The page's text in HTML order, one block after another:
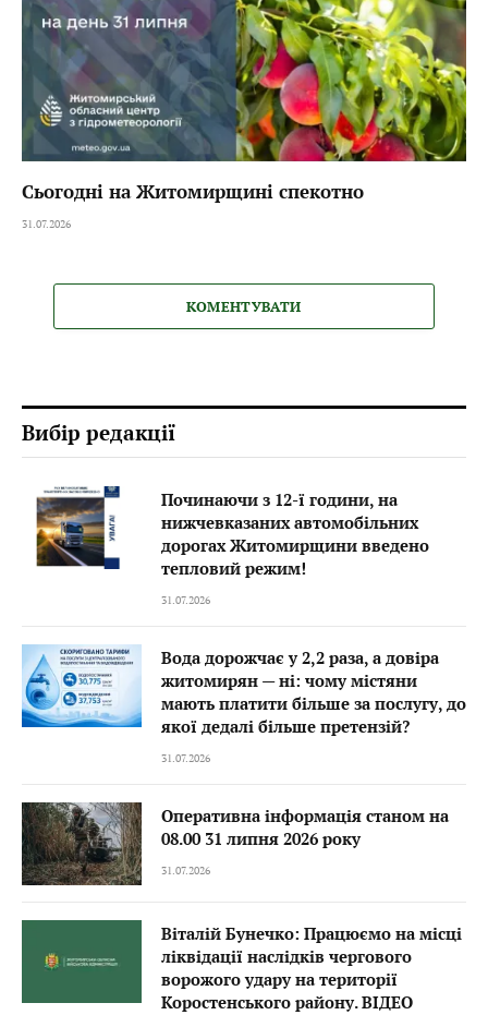
Сьогодні на Житомирщині спекотно
31.07.2026
КОМЕНТУВАТИ
Вибір редакції
Починаючи з 12-ї години, на
нижчевказаних автомобільних
дорогах Житомирщини введено
тепловий режим!
31.07.2026
Вода дорожчає у 2,2 раза, а довіра
житомирян — ні: чому містяни
мають платити більше за послугу, до
якої дедалі більше претензій?
31.07.2026
Оперативна інформація станом на
08.00 31 липня 2026 року
31.07.2026
Віталій Бунечко: Працюємо на місці
ліквідації наслідків чергового
ворожого удару на території
Коростенського району. ВІДЕО